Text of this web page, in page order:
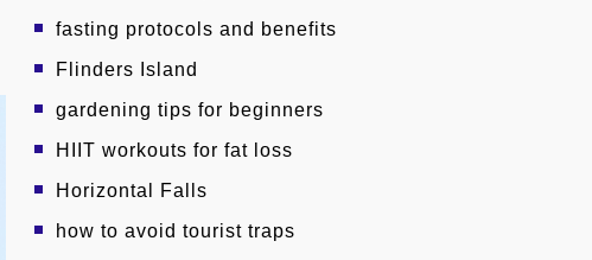
fasting protocols and benefits
Flinders Island
gardening tips for beginners
HIIT workouts for fat loss
Horizontal Falls
how to avoid tourist traps